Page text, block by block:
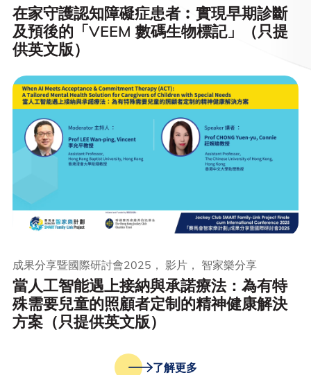
在家守護認知障礙症患者︰實現早期診斷
及預後的「VEEM 數碼生物標記」（只提
供英文版）
當人工智能遇上接納與承諾療法：為有特
殊需要兒童的照顧者定制的精神健康解決
方案（只提供英文版）
成果分享暨國際研討會2025， 影片， 智家樂分享
了解更多